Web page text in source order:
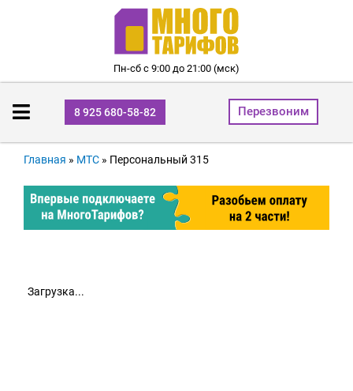
Пн-сб с 9:00 до 21:00 (мск)
8 925 680-58-82 Перезвоним
Главная » МТС » Персональный 315
Загрузка...